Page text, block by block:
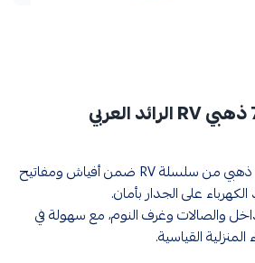
يأتي هذا الإكسسوار باللون ذهبي من سلسلة RV ضمن أفياش ومفاتيح
على الجدار بأمان.
والصالات وغرف النوم، مع سهولة في
القياسية.